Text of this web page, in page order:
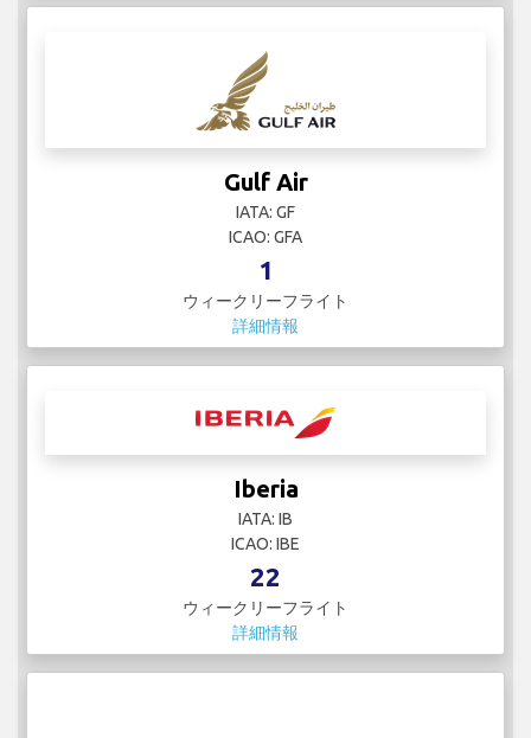
Gulf Air
IATA: GF
ICAO: GFA
1
ウィークリーフライト
詳細情報
Iberia
IATA: IB
ICAO: IBE
22
ウィークリーフライト
詳細情報